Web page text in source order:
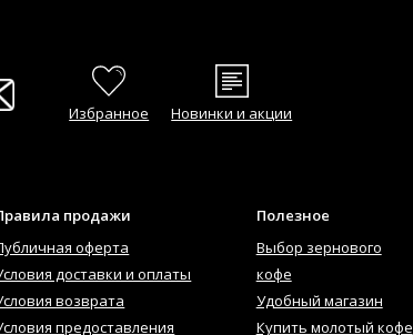
Избранное Новинки и акции
продажи
оферта
доставки и оплаты
возврата
предоставления
Полезное
Выбор зернового
кофе
Удобный магазин
Купить молотый кофе